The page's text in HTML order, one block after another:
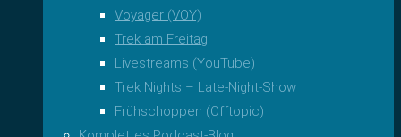
Voyager (VOY)
Trek am Freitag
Livestreams (YouTube)
Trek Nights – Late-Night-Show
Frühschoppen (Offtopic)